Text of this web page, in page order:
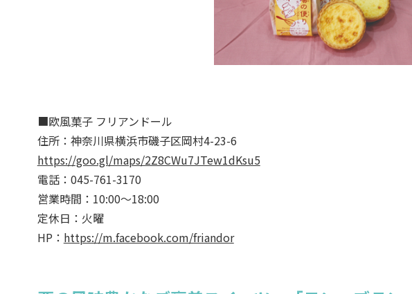
■欧風菓子 フリアンドール
住所：神奈川県横浜市磯子区岡村4-23-6
https://goo.gl/maps/2Z8CWu7JTew1dKsu5
電話：045-761-3170
営業時間：10:00～18:00
定休日：火曜
HP： https://m.facebook.com/friandor